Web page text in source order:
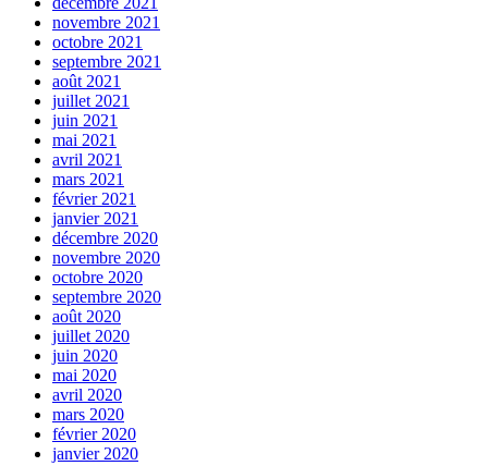
novembre 2021
octobre 2021
septembre 2021
août 2021
juillet 2021
juin 2021
mai 2021
avril 2021
mars 2021
février 2021
janvier 2021
décembre 2020
novembre 2020
octobre 2020
septembre 2020
août 2020
juillet 2020
juin 2020
mai 2020
avril 2020
mars 2020
février 2020
janvier 2020